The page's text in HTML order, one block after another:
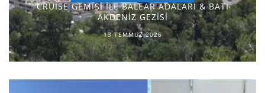
CRUISE GEMİSİ İLE BALEAR ADALARI & BATI
AKDENİZ GEZİSİ
13 TEMMUZ 2026